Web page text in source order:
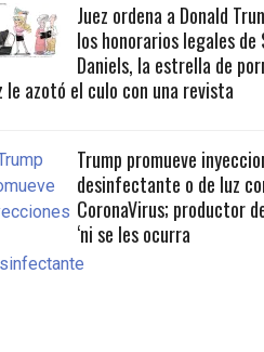
Juez ordena a Donald
los honorarios legales de
Daniels, la estrella de
le azotó el culo con una revista
Trump promueve
desinfectante o de luz
CoronaVirus; productor
‘ni se les ocurra